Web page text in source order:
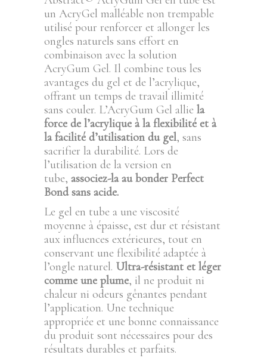
un AcryGel malléable non trempable
utilisé pour renforcer et allonger les
ongles naturels sans effort en
combinaison avec la solution
AcryGum Gel. Il combine tous les
avantages du gel et de l’acrylique,
offrant un temps de travail illimité
sans couler. L’AcryGum Gel allie la
force de l’acrylique à la flexibilité et à
la facilité d’utilisation du gel, sans
sacrifier la durabilité. Lors de
l’utilisation de la version en
tube, associez-la au bonder Perfect
Bond sans acide.
Le gel en tube a une viscosité
moyenne à épaisse, est dur et résistant
aux influences extérieures, tout en
conservant une flexibilité adaptée à
l’ongle naturel. Ultra-résistant et léger
comme une plume, il ne produit ni
chaleur ni odeurs gênantes pendant
l’application. Une technique
appropriée et une bonne connaissance
du produit sont nécessaires pour des
résultats durables et parfaits.